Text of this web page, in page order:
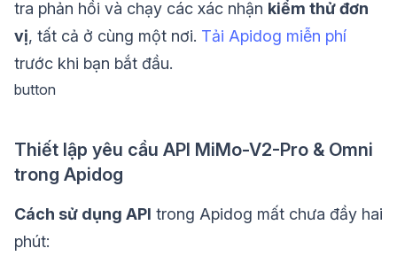
tra phản hồi và chạy các xác nhận kiểm thử đơn
vị, tất cả ở cùng một nơi. Tải Apidog miễn phí
trước khi bạn bắt đầu.
button
Thiết lập yêu cầu API MiMo-V2-Pro & Omni
trong Apidog
Cách sử dụng API trong Apidog mất chưa đầy hai
phút: